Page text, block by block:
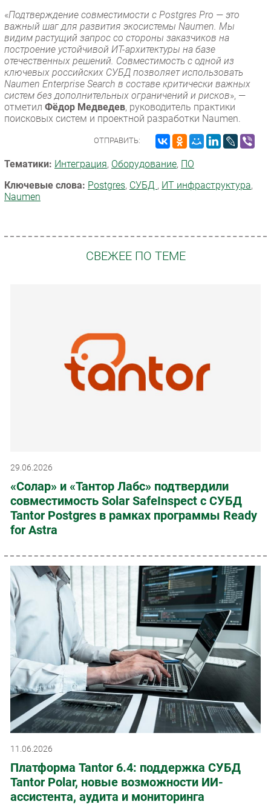
«Подтверждение совместимости с Postgres Pro — это
важный шаг для развития экосистемы Naumen. Мы
видим растущий запрос со стороны заказчиков на
построение устойчивой ИТ-архитектуры на базе
отечественных решений. Совместимость с одной из
ключевых российских СУБД позволяет использовать
Naumen Enterprise Search в составе критически важных
систем без дополнительных ограничений и рисков», —
отметил Фёдор Медведев, руководитель практики
поисковых систем и проектной разработки Naumen.
ОТПРАВИТЬ:
Тематики: Интеграция, Оборудование, ПО
Ключевые слова: Postgres, СУБД , ИТ инфраструктура,
Naumen
СВЕЖЕЕ ПО ТЕМЕ
29.06.2026
«Солар» и «Тантор Лабс» подтвердили
совместимость Solar SafeInspect с СУБД
Tantor Postgres в рамках программы Ready
for Astra
11.06.2026
Платформа Tantor 6.4: поддержка СУБД
Tantor Polar, новые возможности ИИ-
ассистента, аудита и мониторинга